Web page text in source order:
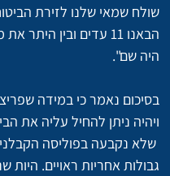
שולח שמאי שלנו לזירת
הבאנו 11 עדים ובין
היה שם".
בסיכום נאמר כי במידה
ויהיה ניתן להחיל עליה את
שלא נקבעה בפוליסה
גבולות אחריות ראויים.